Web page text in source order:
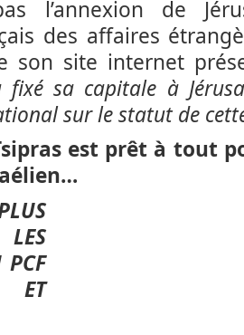
l’annexion de
des affaires
son site internet
fixé sa capitale à
sur le statut de
est prêt à tout
PCF
ET